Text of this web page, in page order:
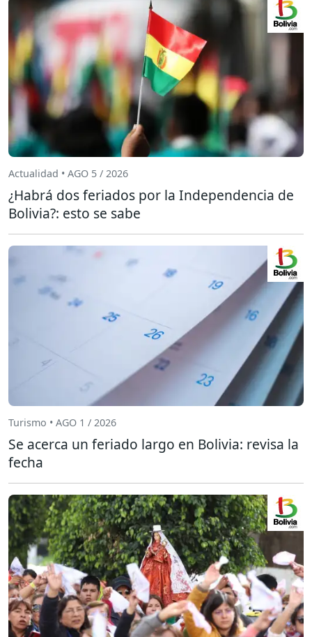
Actualidad • AGO 5 / 2026
¿Habrá dos feriados por la Independencia de
Bolivia?: esto se sabe
Turismo • AGO 1 / 2026
Se acerca un feriado largo en Bolivia: revisa la
fecha